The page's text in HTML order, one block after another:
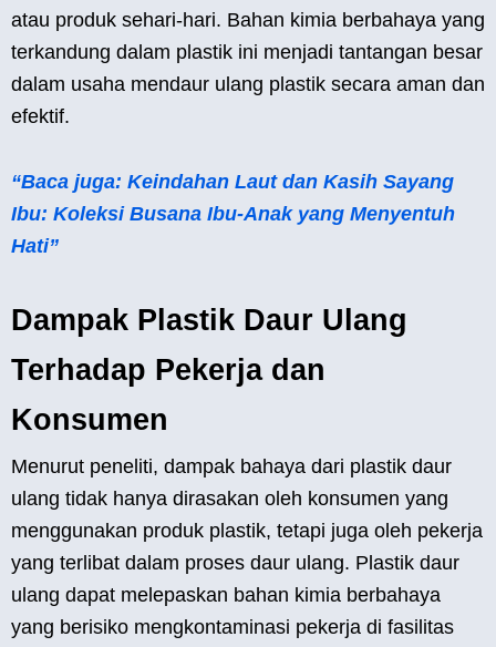
atau produk sehari-hari. Bahan kimia berbahaya yang
terkandung dalam plastik ini menjadi tantangan besar
dalam usaha mendaur ulang plastik secara aman dan
efektif.
“Baca juga: Keindahan Laut dan Kasih Sayang
Ibu: Koleksi Busana Ibu-Anak yang Menyentuh
Hati”
Dampak Plastik Daur Ulang
Terhadap Pekerja dan
Konsumen
Menurut peneliti, dampak bahaya dari plastik daur
ulang tidak hanya dirasakan oleh konsumen yang
menggunakan produk plastik, tetapi juga oleh pekerja
yang terlibat dalam proses daur ulang. Plastik daur
ulang dapat melepaskan bahan kimia berbahaya
yang berisiko mengkontaminasi pekerja di fasilitas